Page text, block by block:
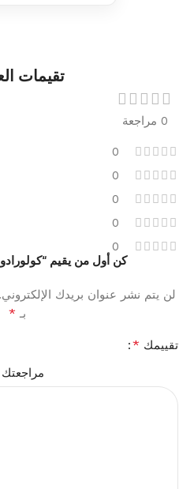
تقيمات
0 مراجعة
0
0
0
0
0
كن أول من يقيم
لن يتم نشر عنوان بريدك الإلكتروني.
بـ *
تقييمك *
مراجعتك